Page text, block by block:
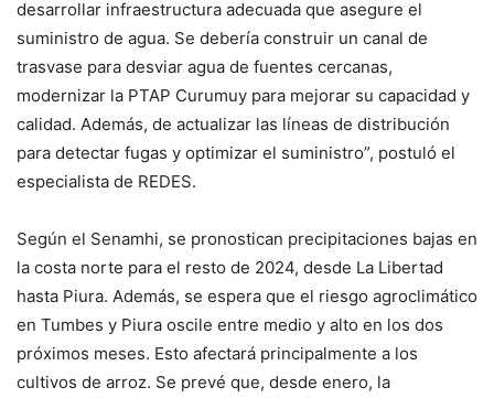
desarrollar infraestructura adecuada que asegure el
suministro de agua. Se debería construir un canal de
trasvase para desviar agua de fuentes cercanas,
modernizar la PTAP Curumuy para mejorar su capacidad y
calidad. Además, de actualizar las líneas de distribución
para detectar fugas y optimizar el suministro”, postuló el
especialista de REDES.
Según el Senamhi, se pronostican precipitaciones bajas en
la costa norte para el resto de 2024, desde La Libertad
hasta Piura. Además, se espera que el riesgo agroclimático
en Tumbes y Piura oscile entre medio y alto en los dos
próximos meses. Esto afectará principalmente a los
cultivos de arroz. Se prevé que, desde enero, la